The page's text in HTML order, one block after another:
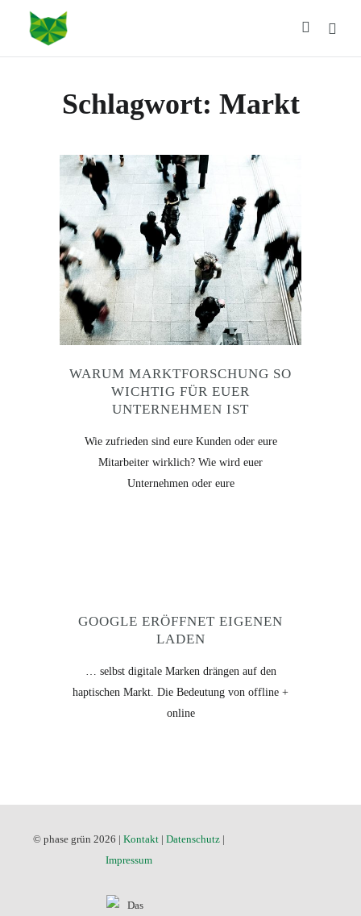
Schlagwort: Markt
WARUM MARKTFORSCHUNG SO
WICHTIG FÜR EUER
UNTERNEHMEN IST
Wie zufrieden sind eure Kunden oder eure
Mitarbeiter wirklich? Wie wird euer
Unternehmen oder eure
GOOGLE ERÖFFNET EIGENEN
LADEN
… selbst digitale Marken drängen auf den
haptischen Markt. Die Bedeutung von offline +
online
© phase grün 2026 | Kontakt | Datenschutz |
Impressum